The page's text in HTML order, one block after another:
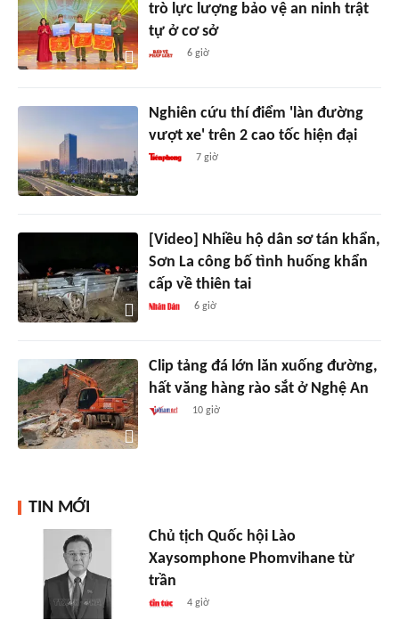
trò lực lượng bảo vệ an ninh trật
tự ở cơ sở
6 giờ
Nghiên cứu thí điểm 'làn đường
vượt xe' trên 2 cao tốc hiện đại
7 giờ
[Video] Nhiều hộ dân sơ tán khẩn,
Sơn La công bố tình huống khẩn
cấp về thiên tai
6 giờ
Clip tảng đá lớn lăn xuống đường,
hất văng hàng rào sắt ở Nghệ An
10 giờ
TIN MỚI
Chủ tịch Quốc hội Lào
Xaysomphone Phomvihane từ
trần
4 giờ